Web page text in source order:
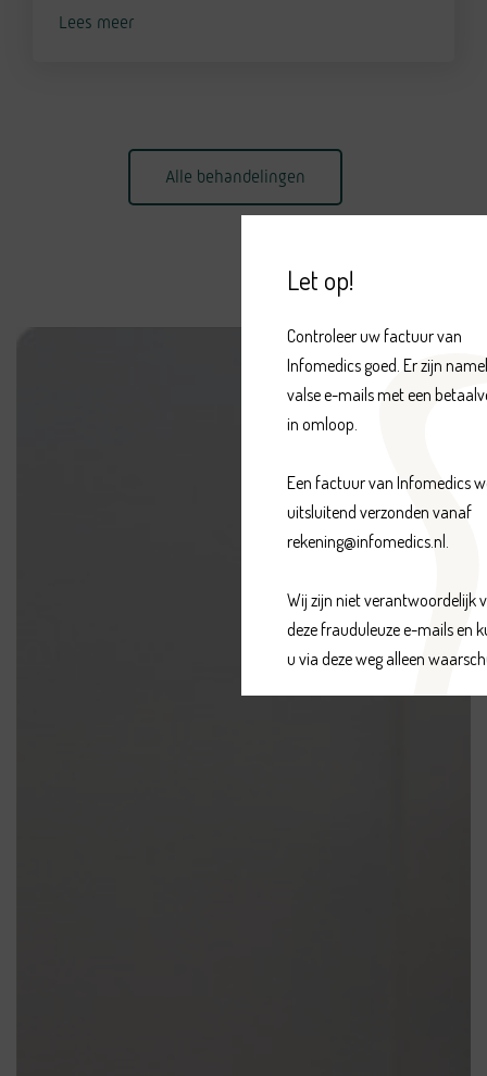
Lees meer
Alle behandelingen
Controleer uw factuur van
Infomedics goed. Er zijn
valse e-mails met een
in omloop.
Een factuur van Infomedics
uitsluitend verzonden vanaf
rekening@infomedics.nl.
Wij zijn niet verantwoordelijk
deze frauduleuze e-mails en
u via deze weg alleen
Let op!